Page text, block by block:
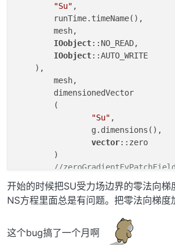
"Su" ,
        runTime.timeName(),
        mesh,
IOobject::NO_READ,
IOobject::AUTO_WRITE
    ),
"Su" ,
vector::zero
//
开始的时候把SU受力场边界的零法向梯
NS方程里面总是有问题。把零法向梯度
这个bug搞了一个月啊